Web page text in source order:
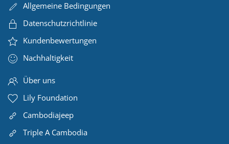
Allgemeine Bedingungen
Datenschutzrichtlinie
Kundenbewertungen
Nachhaltigkeit
Über uns
Lily Foundation
Cambodiajeep
Triple A Cambodia